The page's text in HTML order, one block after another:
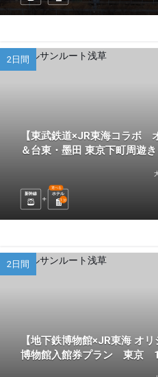
2日間
【東武鉄道×JR東海コラボ
＆台東・墨田 東京下町周遊
新幹線 ホテル
選べる
1 泊
2日間
【地下鉄博物館×JR東海 オ
博物館入館券プラン 東京